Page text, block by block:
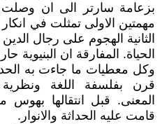
بزعامة سارتر الى ان وصلت
مهمتين الاولى تمثلت في
الثانية الهجوم على رجال
الحياة. المفارقة ان البنيوية
وكل معطيات ما جاءت به
قرن بفلسفة اللغة
المعنى. قبل انتقالها
قامت عليه الحداثة والانوار.